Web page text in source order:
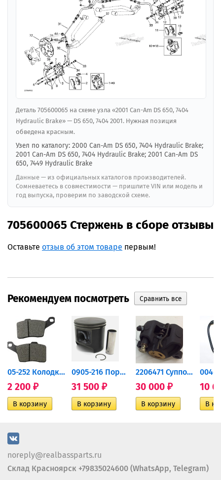
Деталь 705600065 на схеме узла «2001 Can-Am DS 650, 7404
Hydraulic Brake» — DS 650, 7404 2001. Нужная позиция
обведена красным.
Узел по каталогу: 2000 Can-Am DS 650, 7404 Hydraulic Brake;
2001 Can-Am DS 650, 7404 Hydraulic Brake; 2001 Can-Am DS
650, 7449 Hydraulic Brake
Данные — из официальных каталогов производителей.
Сомневаетесь в совместимости — пришлите VIN или модель и
год выпуска, проверим по заводской схеме.
705600065 Стержень в сборе отзывы
Оставьте отзыв об этом товаре первым!
Рекомендуем посмотреть
05-252 Колодки тормозные...
2 200 ₽
0905-216 Поршень Arctic Cat...
31 500 ₽
2206471 Суппорт тормозной...
30 000 ₽ 10
noreply@realbassparts.ru
Склад Красноярск +79835024600 (WhatsApp, Telegram)